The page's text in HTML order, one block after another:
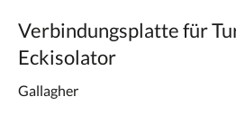
Verbindungsplatte für
Eckisolator
Gallagher